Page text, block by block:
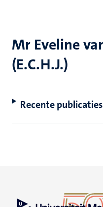
Mr Eveline
(E.C.H.J.)
Recente publicaties